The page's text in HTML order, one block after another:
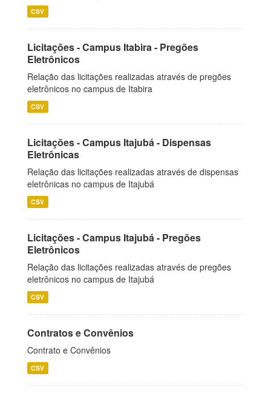
CSV
Licitações - Campus Itabira - Pregões
Eletrônicos
Relação das licitações realizadas através de pregões
eletrônicos no campus de Itabira
CSV
Licitações - Campus Itajubá - Dispensas
Eletrônicas
Relação das licitações realizadas através de dispensas
eletrônicas no campus de Itajubá
CSV
Licitações - Campus Itajubá - Pregões
Eletrônicos
Relação das licitações realizadas através de pregões
eletrônicos no campus de Itajubá
CSV
Contratos e Convênios
Contrato e Convênios
CSV